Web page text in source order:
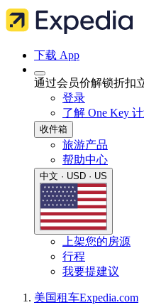
下载 App
通过会员价解锁折扣
登录
了解 One Key
收件箱
旅游产品
帮助中心
中文 · USD · US
上架您的房源
行程
我要提建议
美国租车Expedia.com